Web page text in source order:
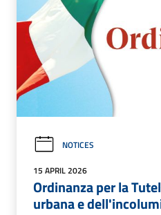
NOTICES
15 APRIL 2026
Ordinanza per la
urbana e